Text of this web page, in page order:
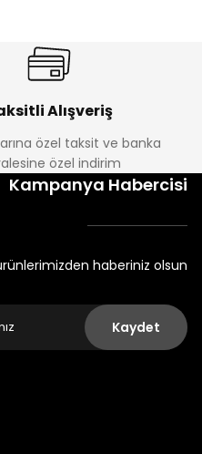
Alışveriş
özel taksit ve banka
özel indirim
Kampanya Habercisi
haberiniz olsun
Kaydet